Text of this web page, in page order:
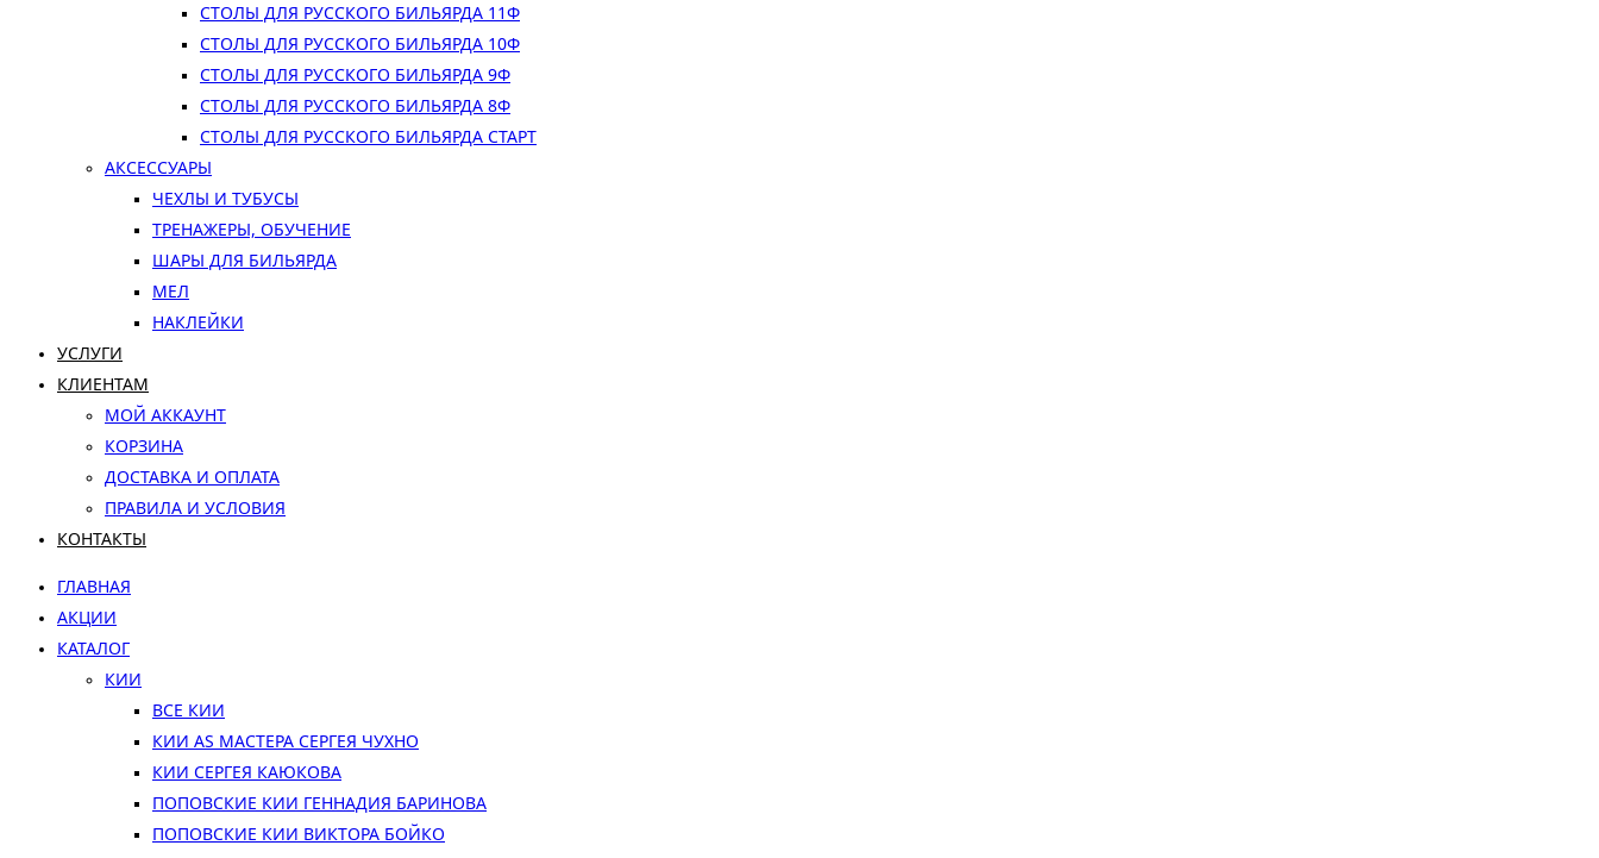
СТОЛЫ ДЛЯ РУССКОГО БИЛЬЯРДА 11Ф
СТОЛЫ ДЛЯ РУССКОГО БИЛЬЯРДА 10Ф
СТОЛЫ ДЛЯ РУССКОГО БИЛЬЯРДА 9Ф
СТОЛЫ ДЛЯ РУССКОГО БИЛЬЯРДА 8Ф
СТОЛЫ ДЛЯ РУССКОГО БИЛЬЯРДА СТАРТ
АКСЕССУАРЫ
ЧЕХЛЫ И ТУБУСЫ
ТРЕНАЖЕРЫ, ОБУЧЕНИЕ
ШАРЫ ДЛЯ БИЛЬЯРДА
МЕЛ
НАКЛЕЙКИ
УСЛУГИ
КЛИЕНТАМ
МОЙ АККАУНТ
КОРЗИНА
ДОСТАВКА И ОПЛАТА
ПРАВИЛА И УСЛОВИЯ
КОНТАКТЫ
ГЛАВНАЯ
АКЦИИ
КАТАЛОГ
КИИ
ВСЕ КИИ
КИИ AS МАСТЕРА СЕРГЕЯ ЧУХНО
КИИ СЕРГЕЯ КАЮКОВА
ПОПОВСКИЕ КИИ ГЕННАДИЯ БАРИНОВА
ПОПОВСКИЕ КИИ ВИКТОРА БОЙКО